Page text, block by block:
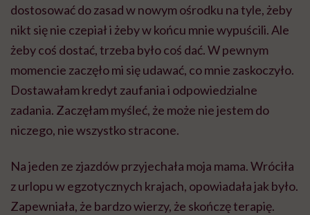
dostosować do zasad w nowym ośrodku na tyle, żeby
nikt się nie czepiał i żeby w końcu mnie wypuścili. Ale
żeby coś dostać, trzeba było coś dać. W pewnym
momencie zaczęło mi się udawać, co mnie zaskoczyło.
Dostawałam kredyt zaufania i odpowiedzialne
zadania. Zaczęłam myśleć, że może nie jestem do
niczego, nie wszystko stracone.
Na jeden ze zjazdów przyjechała moja mama. Wróciła
z urlopu w egzotycznych krajach, opowiadała jak było.
Zapewniała, że bardzo wierzy, że skończę terapię.